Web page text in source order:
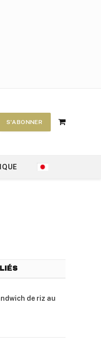
S'ABONNER
Shopping
de riz au